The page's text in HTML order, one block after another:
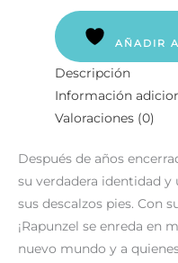
AÑADIR
Descripción
Información
Valoraciones (0)
Después de años
su verdadera identidad y
sus descalzos pies. Con
¡Rapunzel se enreda en
nuevo mundo y a